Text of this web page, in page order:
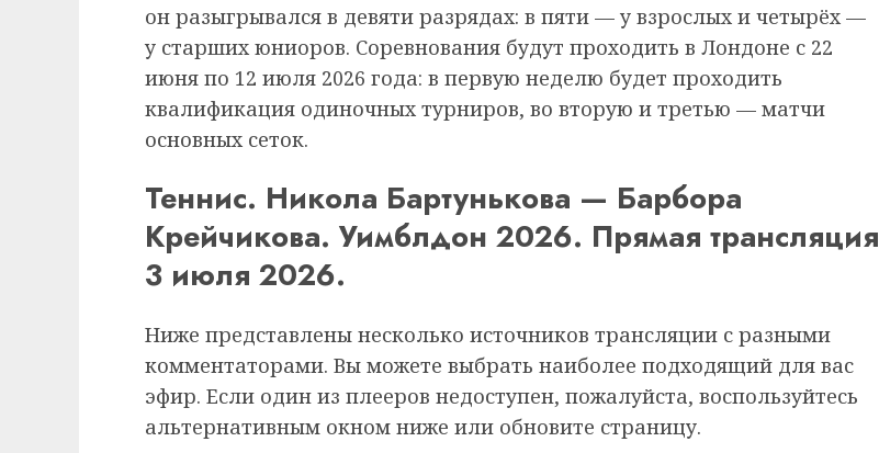
он разыгрывался в девяти разрядах: в пяти — у взрослых и четырёх —
у старших юниоров. Соревнования будут проходить в Лондоне с 22
июня по 12 июля 2026 года: в первую неделю будет проходить
квалификация одиночных турниров, во вторую и третью — матчи
основных сеток.
Теннис. Никола Бартунькова — Барбора
Крейчикова. Уимблдон 2026. Прямая трансляция
3 июля 2026.
Ниже представлены несколько источников трансляции с разными
комментаторами. Вы можете выбрать наиболее подходящий для вас
эфир. Если один из плееров недоступен, пожалуйста, воспользуйтесь
альтернативным окном ниже или обновите страницу.